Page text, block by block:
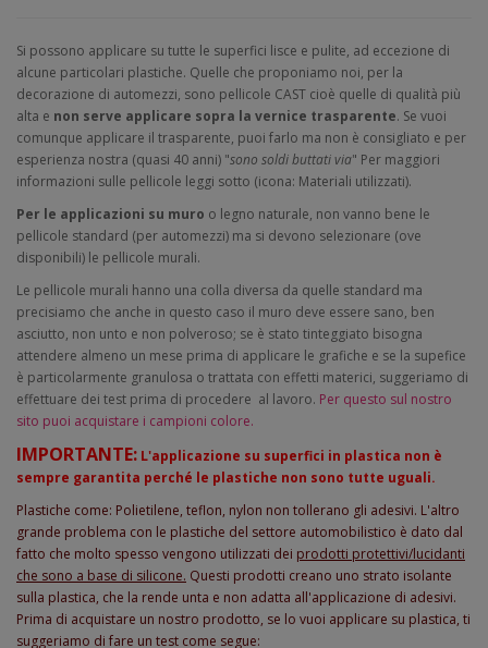
Si possono applicare su tutte le superfici lisce e pulite, ad eccezione di
alcune particolari plastiche. Quelle che proponiamo noi, per la
decorazione di automezzi, sono pellicole CAST cioè quelle di qualità più
alta e non serve applicare sopra la vernice trasparente. Se vuoi
comunque applicare il trasparente, puoi farlo ma non è consigliato e per
esperienza nostra (quasi 40 anni) "sono soldi buttati via" Per maggiori
informazioni sulle pellicole leggi sotto (icona: Materiali utilizzati).
Per le applicazioni su muro o legno naturale, non vanno bene le
pellicole standard (per automezzi) ma si devono selezionare (ove
disponibili) le pellicole murali.
Le pellicole murali hanno una colla diversa da quelle standard ma
precisiamo che anche in questo caso il muro deve essere sano, ben
asciutto, non unto e non polveroso; se è stato tinteggiato bisogna
attendere almeno un mese prima di applicare le grafiche e se la supefice
è particolarmente granulosa o trattata con effetti materici, suggeriamo di
effettuare dei test prima di procedere al lavoro. Per questo sul nostro
sito puoi acquistare i campioni colore.
IMPORTANTE: L'applicazione su superfici in plastica non è
sempre garantita perché le plastiche non sono tutte uguali.
Plastiche come: Polietilene, teflon, nylon non tollerano gli adesivi. L'altro
grande problema con le plastiche del settore automobilistico è dato dal
fatto che molto spesso vengono utilizzati dei prodotti protettivi/lucidanti
che sono a base di silicone. Questi prodotti creano uno strato isolante
sulla plastica, che la rende unta e non adatta all'applicazione di adesivi.
Prima di acquistare un nostro prodotto, se lo vuoi applicare su plastica, ti
suggeriamo di fare un test come segue: